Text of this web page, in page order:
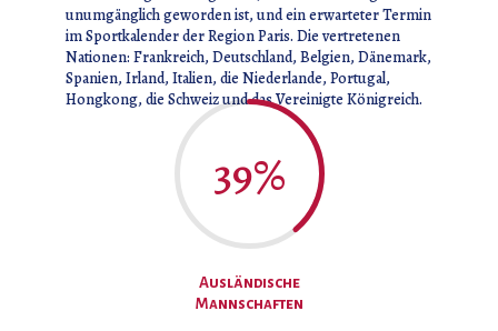
unumgänglich geworden ist, und ein erwarteter Termin
im Sportkalender der Region Paris. Die vertretenen
Nationen: Frankreich, Deutschland, Belgien, Dänemark,
Spanien, Irland, Italien, die Niederlande, Portugal,
Hongkong, die Schweiz und das Vereinigte Königreich.
39%
Ausländische
Mannschaften